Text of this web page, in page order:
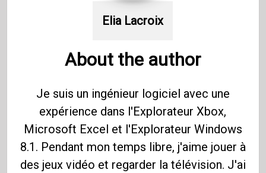
Elia Lacroix
About the author
Je suis un ingénieur logiciel avec une
expérience dans l'Explorateur Xbox,
Microsoft Excel et l'Explorateur Windows
8.1. Pendant mon temps libre, j'aime jouer à
des jeux vidéo et regarder la télévision. J'ai